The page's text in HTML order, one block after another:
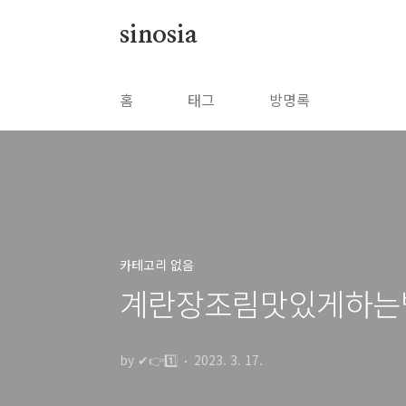
sinosia
홈 태그 방명록
카테고리 없음
계란장조림맛있게하
by ✔👉1️⃣ 2023. 3. 17.